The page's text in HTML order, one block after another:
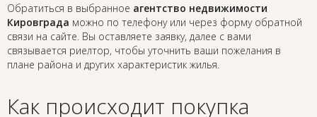
Обратиться в выбранное агентство недвижимости
Кировграда можно по телефону или через форму обратной
связи на сайте. Вы оставляете заявку, далее с вами
связывается риелтор, чтобы уточнить ваши пожелания в
плане района и других характеристик жилья.
Как происходит покупка